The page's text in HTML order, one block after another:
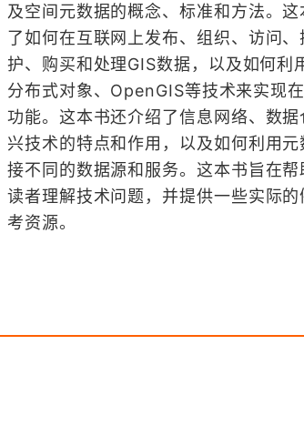
及空间元数据的概念、标准和方法。这
了如何在互联网上发布、组织、访问、
护、购买和处理GIS数据，以及如何利
分布式对象、OpenGIS等技术来实现
功能。这本书还介绍了信息网络、数据
兴技术的特点和作用，以及如何利用元
接不同的数据源和服务。这本书旨在帮
读者理解技术问题，并提供一些实际的
考资源。